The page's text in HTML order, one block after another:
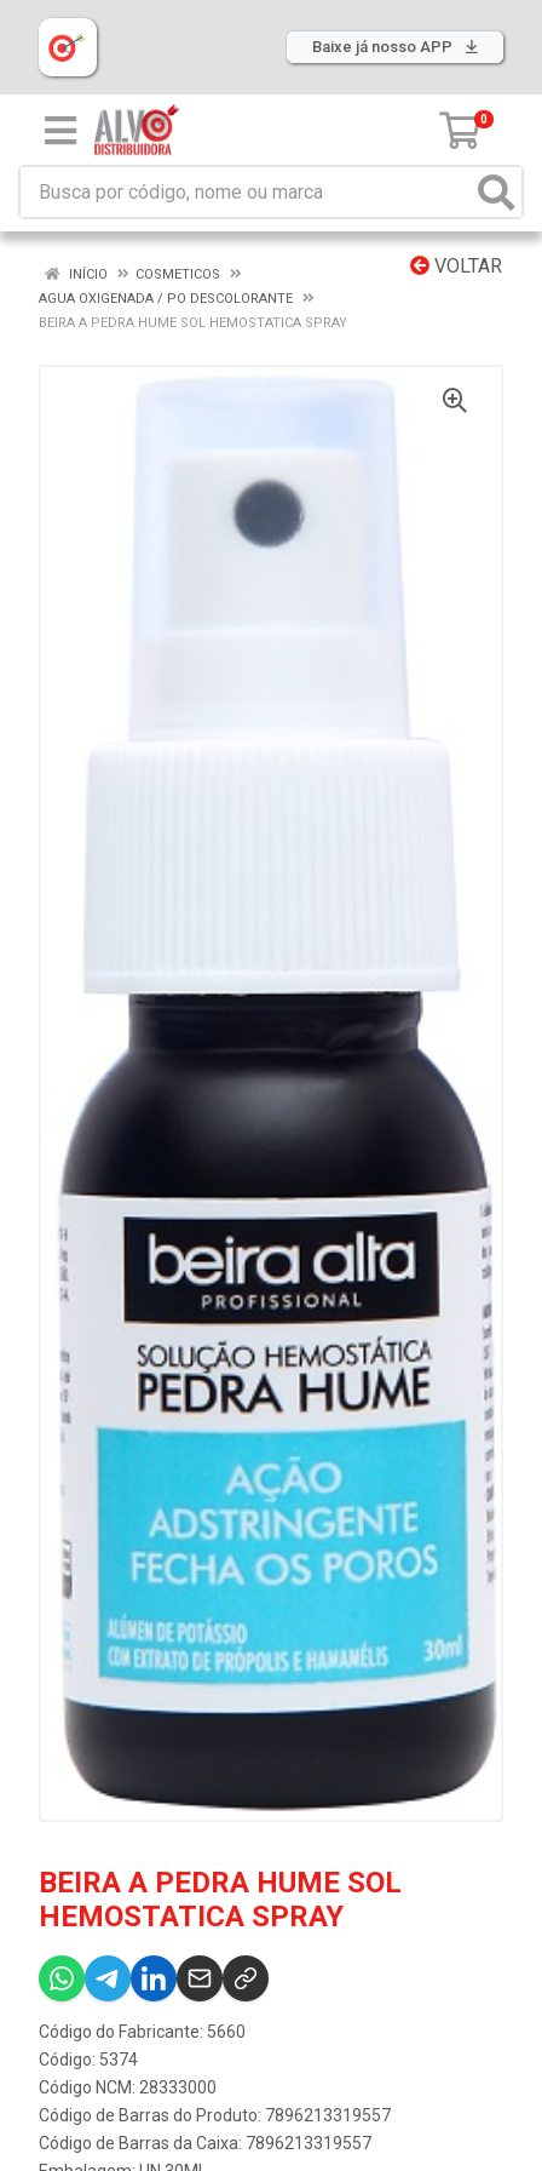
Baixe já nosso APP
0
VOLTAR
INÍCIO
COSMETICOS
AGUA OXIGENADA / PO DESCOLORANTE
BEIRA A PEDRA HUME SOL HEMOSTATICA SPRAY
BEIRA A PEDRA HUME SOL
HEMOSTATICA SPRAY
Código do Fabricante: 5660
Código: 5374
Código NCM: 28333000
Código de Barras do Produto: 7896213319557
Código de Barras da Caixa: 7896213319557